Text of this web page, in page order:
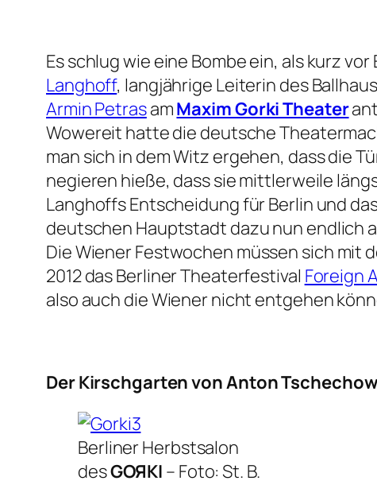
Es schlug wie eine Bombe ein, als kurz vor
Langhoff, langjährige Leiterin des
Armin PetrasamMaxim Gorki Theater
Wowereit hatte die deutsche
man sich in dem Witz ergehen, dass die
negieren hieße, dass sie mittlerweile
Langhoffs Entscheidung für Berlin und
deutschen Hauptstadt dazu nun endlich
Die Wiener Festwochen müssen sich mit
2012 das Berliner Theaterfestival Foreign
also auch die Wiener nicht entgehen
Der Kirschgartenvon Anton
Berliner Herbstsalon
desGOЯKI – Foto: St. B.